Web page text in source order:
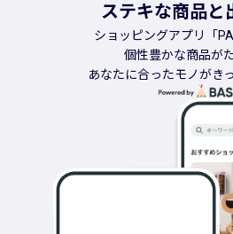
ステキな商品と
ショッピングアプリ「
個性豊かな商品が
あなたに合ったモノがき